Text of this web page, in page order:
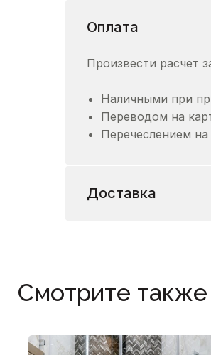
Оплата
Произвести расчет
Наличными при
Переводом на
Перечеслением
Доставка
Смотрите также